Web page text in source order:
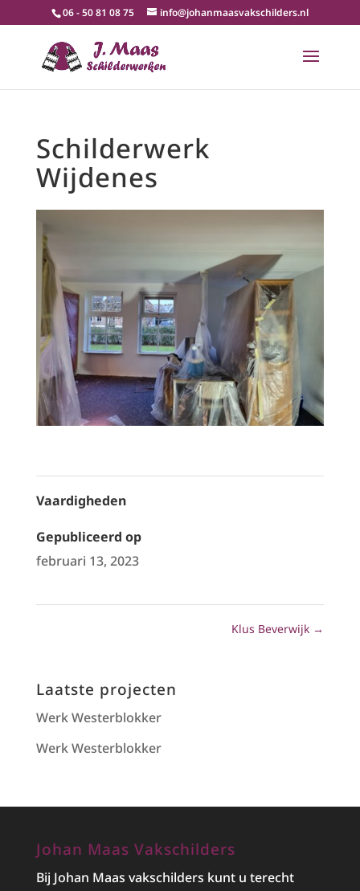
06 - 50 81 08 75 info@johanmaasvakschilders.nl
Schilderwerk
Wijdenes
Vaardigheden
Gepubliceerd op
februari 13, 2023
Klus Beverwijk →
Laatste projecten
Werk Westerblokker
Werk Westerblokker
Johan Maas Vakschilders
Bij Johan Maas vakschilders kunt u terecht